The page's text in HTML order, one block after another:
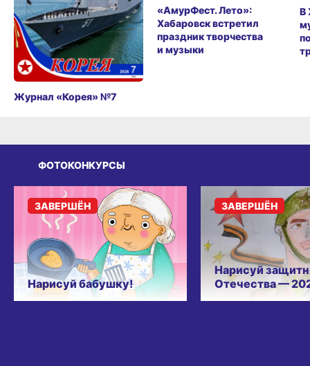
Журнал «Корея» №7
«АмурФест. Лето»:
Хабаровск встретил
праздник творчества
и музыки
В
ФОТОКОНКУРСЫ
Нарисуй бабушку!
ЗАВЕРШЁН
Нарисуй
Отечества —
ЗАВЕРШЁН